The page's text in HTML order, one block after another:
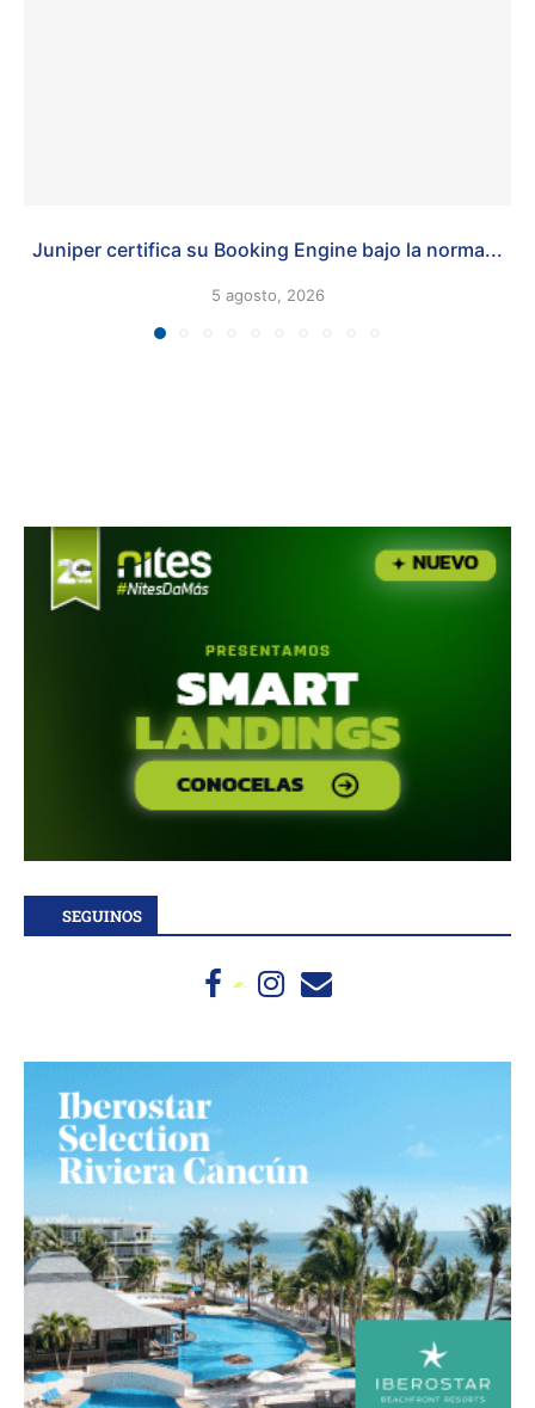
Juniper certifica su Booking Engine bajo la norma...
5 agosto, 2026
SEGUINOS